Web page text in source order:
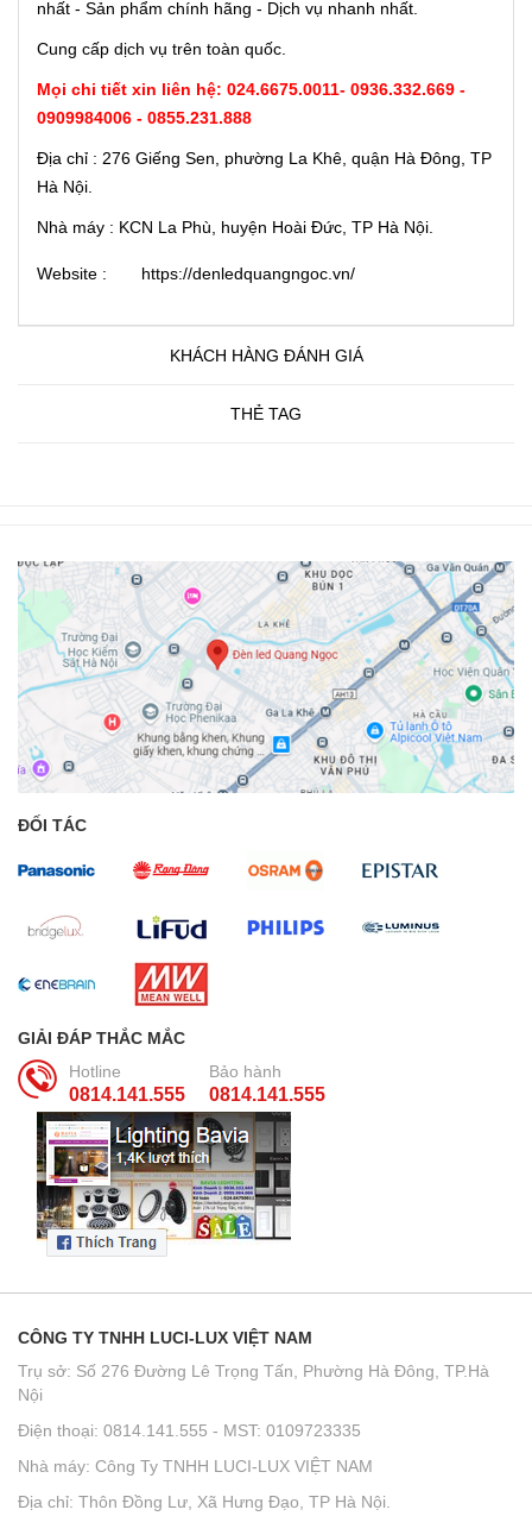
nhất - Sản phẩm chính hãng - Dịch vụ nhanh nhất.
Cung cấp dịch vụ trên toàn quốc.
Mọi chi tiết xin liên hệ: 024.6675.0011- 0936.332.669 -
0909984006 - 0855.231.888
Địa chỉ : 276 Giếng Sen, phường La Khê, quận Hà Đông, TP
Hà Nội.
Nhà máy : KCN La Phù, huyện Hoài Đức, TP Hà Nội.
Website : https://denledquangngoc.vn/
KHÁCH HÀNG ĐÁNH GIÁ
THẺ TAG
ĐỐI TÁC
GIẢI ĐÁP THẮC MẮC
Hotline
0814.141.555
Bảo hành
0814.141.555
CÔNG TY TNHH LUCI-LUX VIỆT NAM
Trụ sở: Số 276 Đường Lê Trọng Tấn, Phường Hà Đông, TP.Hà
Nội
Điện thoại: 0814.141.555 - MST: 0109723335
Nhà máy: Công Ty TNHH LUCI-LUX VIỆT NAM
Địa chỉ: Thôn Đồng Lư, Xã Hưng Đạo, TP Hà Nội.